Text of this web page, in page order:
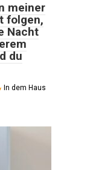
meiner
folgen,
Nacht
du
In dem Haus